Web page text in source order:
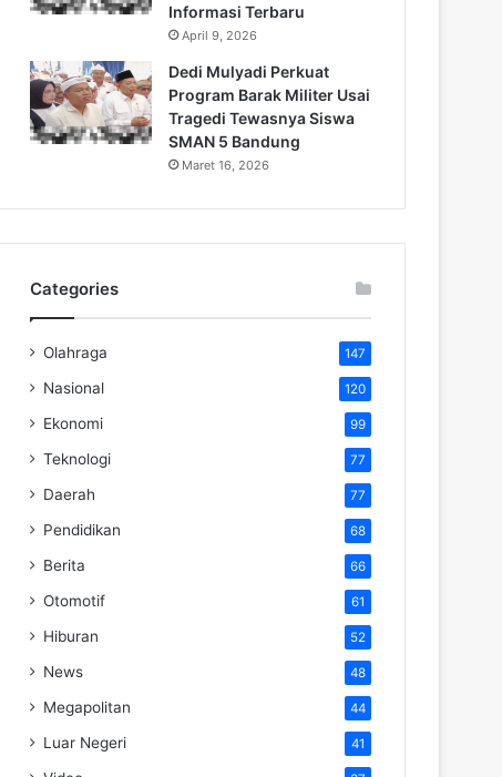
Informasi Terbaru
April 9, 2026
Dedi Mulyadi Perkuat
Program Barak Militer Usai
Tragedi Tewasnya Siswa
SMAN 5 Bandung
Maret 16, 2026
Categories
Olahraga 147
Nasional 120
Ekonomi 99
Teknologi 77
Daerah 77
Pendidikan 68
Berita 66
Otomotif 61
Hiburan 52
News 48
Megapolitan 44
Luar Negeri 41